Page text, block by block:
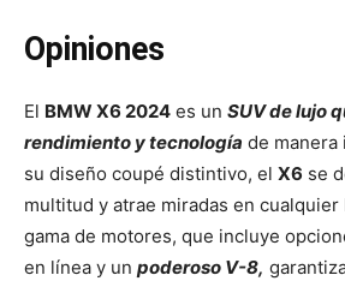
Opiniones
El BMW X6 2024 es un SUV de lujo
rendimiento y tecnología de manera
su diseño coupé distintivo, el X6 se
multitud y atrae miradas en cualquier
gama de motores, que incluye
en línea y un poderoso V-8,